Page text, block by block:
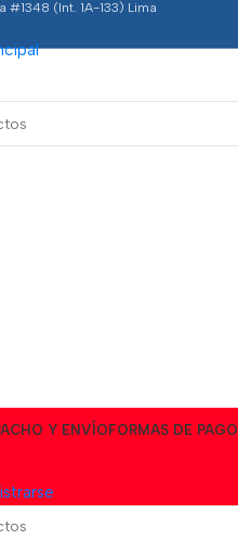
#1348 (Int. 1A-133) Lima
Y ENVÍO FORMAS DE PAGO